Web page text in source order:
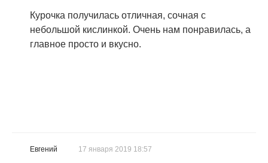
Курочка получилась отличная, сочная с
небольшой кислинкой. Очень нам понравилась, а
главное просто и вкусно.
Евгений 17 января 2019 18:57